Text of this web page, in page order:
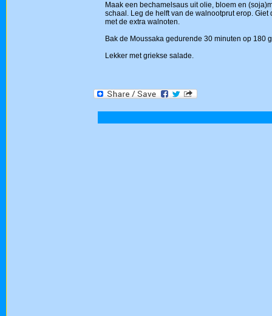
Maak een bechamelsaus uit olie, bloem en
schaal. Leg de helft van de walnootprut erop.
met de extra walnoten.
Bak de Moussaka gedurende 30 minuten op 180
Lekker met griekse salade.